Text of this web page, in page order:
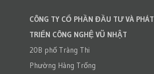
CÔNG TY CỔ PHẦN ĐẦU TƯ VÀ PHÁT
TRIỂN CÔNG NGHỆ VŨ NHẬT
20B phố Tràng Thi
Phường Hàng Trống